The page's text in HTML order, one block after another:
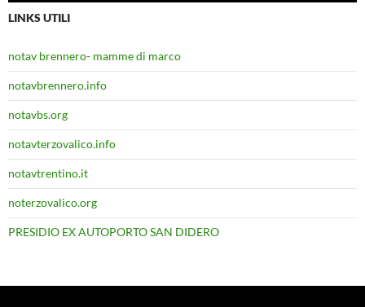
LINKS UTILI
notav brennero- mamme di marco
notavbrennero.info
notavbs.org
notavterzovalico.info
notavtrentino.it
noterzovalico.org
PRESIDIO EX AUTOPORTO SAN DIDERO